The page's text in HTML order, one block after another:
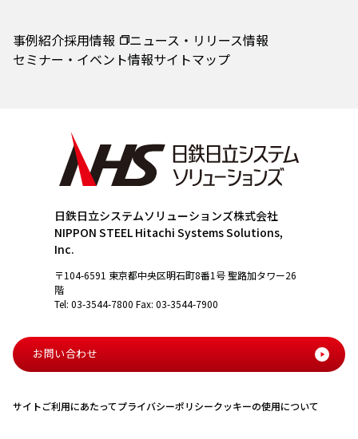
事例紹介採用情報
ニュース・リリース情報
セミナー・イベント情報サイトマップ
日鉄日立システムソリューションズ株式会社
NIPPON STEEL Hitachi Systems Solutions,
Inc.
〒104-6591 東京都中央区明石町8番1号 聖路加タワー26
階
Tel: 03-3544-7800 Fax: 03-3544-7900
お問い合わせ
サイトご利用にあたってプライバシーポリシークッキーの使用について